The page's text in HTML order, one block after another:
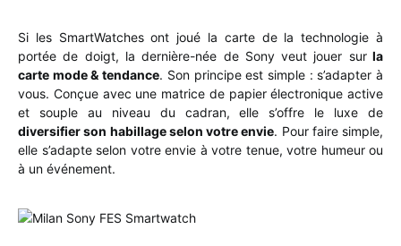
Si les SmartWatches ont joué la carte de la technologie à
portée de doigt, la dernière-née de Sony veut jouer surla
carte mode & tendance. Son principe est simple : s’adapter à
vous. Conçue avec une matrice de papier électronique active
et souple au niveau du cadran, elle s’offre le luxe de
diversifier son habillage selon votre envie. Pour faire simple,
elle s’adapte selon votre envie à votre tenue, votre humeur ou
à un événement.